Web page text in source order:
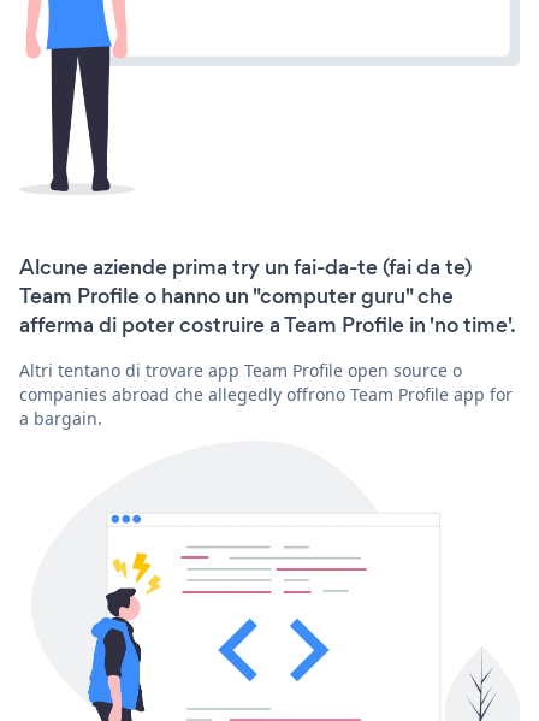
Alcune aziende prima try un fai-da-te (fai da te)
Team Profile o hanno un "computer guru" che
afferma di poter costruire a Team Profile in 'no time'.
Altri tentano di trovare app Team Profile open source o
companies abroad che allegedly offrono Team Profile app for
a bargain.